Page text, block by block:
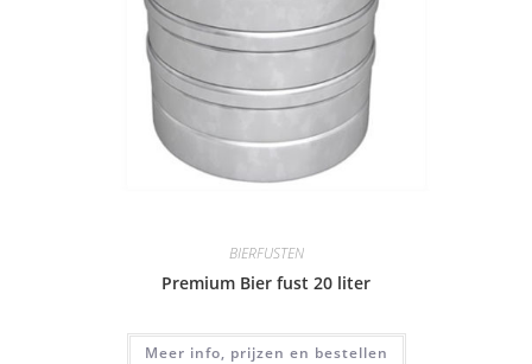
BIERFUSTEN
Premium Bier fust 20 liter
Meer info, prijzen en bestellen